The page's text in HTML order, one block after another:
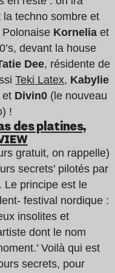
techno sombre et
Kornelia et
devant la house
Dee, résidente de
Teki Latex, Kabylie
et Divin0 (le nouveau
!
des platines,
gratuit, on rappelle)
secrets’ pilotés par
. Le principe est le
festival nordique :
insolites et
dont le nom
Voilà qui est
secrets, pour